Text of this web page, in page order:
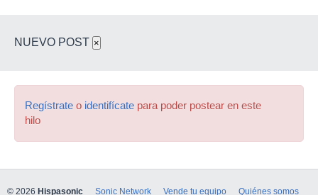
NUEVO POST ×
Regístrate o identifícate para poder postear en este
hilo
© 2026 Hispasonic Sonic Network Vende tu equipo Quiénes somos